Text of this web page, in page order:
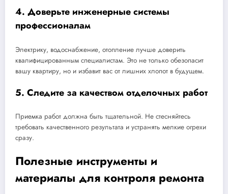
4. Доверьте инженерные системы
профессионалам
Электрику, водоснабжение, отопление лучше доверить
квалифицированным специалистам. Это не только обезопасит
вашу квартиру, но и избавит вас от лишних хлопот в будущем.
5. Следите за качеством отделочных работ
Приемка работ должна быть тщательной. Не стесняйтесь
требовать качественного результата и устранять мелкие огрехи
сразу.
Полезные инструменты и
материалы для контроля ремонта